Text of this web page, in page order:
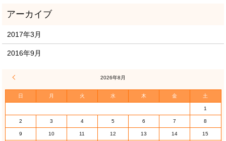
2017年3月
2016年9月
2026年8月
日 月 火 水 木 金 土
1
2 3 4 5 6 7 8
9 10 11 12 13 14 15